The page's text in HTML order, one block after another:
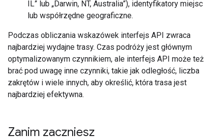
IL” lub „Darwin, NT, Australia”), identyfikatory miejsc
lub współrzędne geograficzne.
Podczas obliczania wskazówek interfejs API zwraca
najbardziej wydajne trasy. Czas podróży jest głównym
optymalizowanym czynnikiem, ale interfejs API może też
brać pod uwagę inne czynniki, takie jak odległość, liczba
zakrętów i wiele innych, aby określić, która trasa jest
najbardziej efektywna.
Zanim zaczniesz